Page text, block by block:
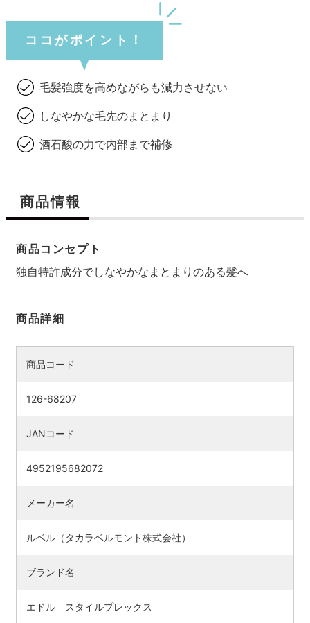
ココがポイント！
毛髪強度を高めながらも減力させない
しなやかな毛先のまとまり
酒石酸の力で内部まで補修
商品情報
商品コンセプト
独自特許成分でしなやかなまとまりのある髪へ
商品詳細
商品コード
126-68207
JANコード
4952195682072
メーカー名
ルベル（タカラベルモント株式会社）
ブランド名
エドル スタイルプレックス